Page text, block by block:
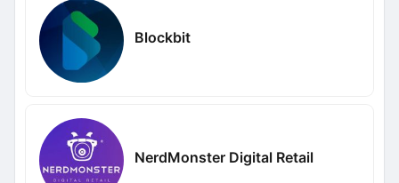
Blockbit
NerdMonster Digital Retail